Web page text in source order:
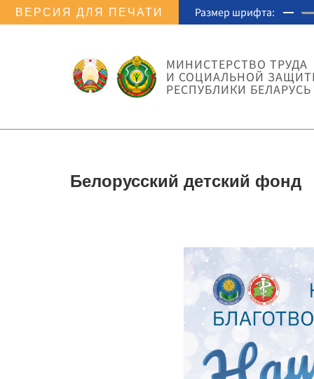
ВЕРСИЯ ДЛЯ ПЕЧАТИ Размер шрифта:
МИНИСТЕРСТВО ТРУДА
И СОЦИАЛЬНОЙ
РЕСПУБЛИКИ БЕЛАРУСЬ
Белорусский детский фонд